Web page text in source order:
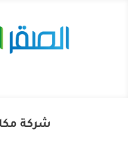
شركة